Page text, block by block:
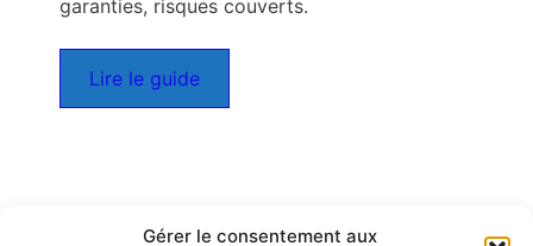
Gérer le consentement aux
garanties, risques couverts.
Lire le guide